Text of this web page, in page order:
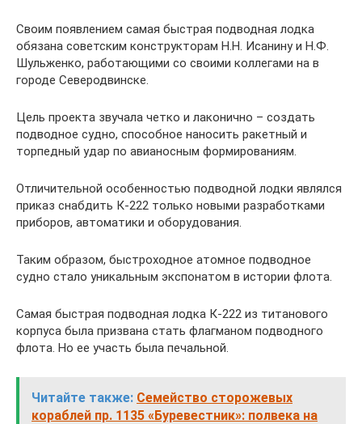
Своим появлением самая быстрая подводная лодка
обязана советским конструкторам Н.Н. Исанину и Н.Ф.
Шульженко, работающими со своими коллегами на в
городе Северодвинске.
Цель проекта звучала четко и лаконично – создать
подводное судно, способное наносить ракетный и
торпедный удар по авианосным формированиям.
Отличительной особенностью подводной лодки являлся
приказ снабдить К-222 только новыми разработками
приборов, автоматики и оборудования.
Таким образом, быстроходное атомное подводное
судно стало уникальным экспонатом в истории флота.
Самая быстрая подводная лодка К-222 из титанового
корпуса была призвана стать флагманом подводного
флота. Но ее участь была печальной.
Читайте также: Семейство сторожевых
кораблей пр. 1135 «Буревестник»: полвека на